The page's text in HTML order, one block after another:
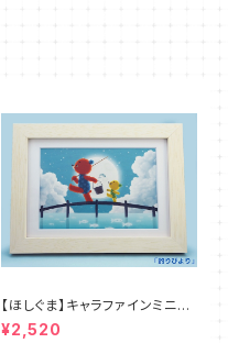
【ほしぐま】キャラファインミニ４
種
¥2,520